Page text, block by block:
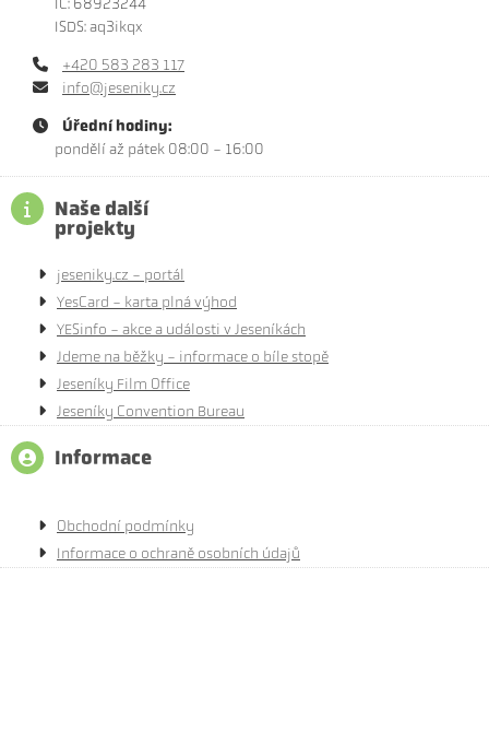
IČ: 68923244
ISDS: aq3ikqx
+420 583 283 117
info@jeseniky.cz
Úřední hodiny:
pondělí až pátek 08:00 - 16:00
Naše další
projekty
jeseniky.cz - portál
YesCard - karta plná výhod
YESinfo - akce a události v Jeseníkách
Jdeme na běžky - informace o bíle stopě
Jeseníky Film Office
Jeseníky Convention Bureau
Informace
Obchodní podmínky
Informace o ochraně osobních údajů